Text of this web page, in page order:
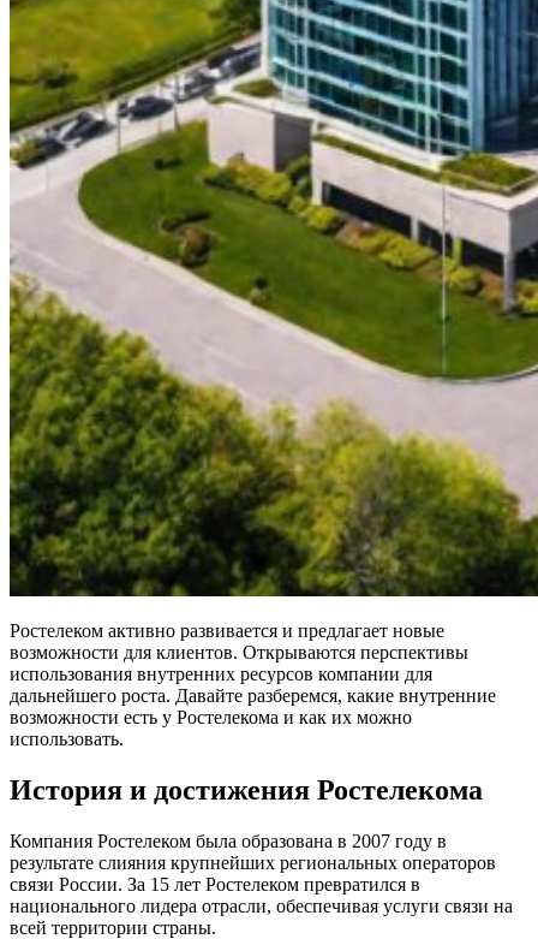
Ростелеком активно развивается и предлагает новые
возможности для клиентов. Открываются перспективы
использования внутренних ресурсов компании для
дальнейшего роста. Давайте разберемся, какие внутренние
возможности есть у Ростелекома и как их можно
использовать.
История и достижения Ростелекома
Компания Ростелеком была образована в 2007 году в
результате слияния крупнейших региональных операторов
связи России. За 15 лет Ростелеком превратился в
национального лидера отрасли, обеспечивая услуги связи на
всей территории страны.